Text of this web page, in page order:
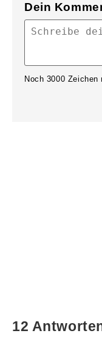
Dein
Noch 3000 Zeichen
12